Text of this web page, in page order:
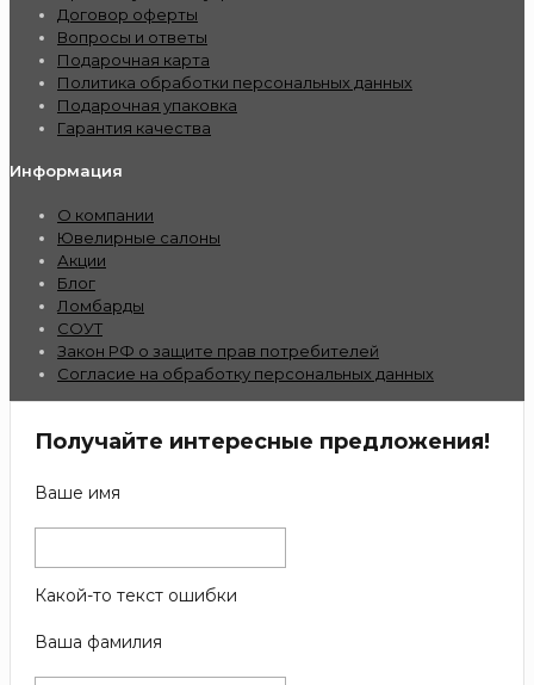
Договор оферты
Вопросы и ответы
Подарочная карта
Политика обработки персональных данных
Подарочная упаковка
Гарантия качества
Информация
О компании
Ювелирные салоны
Акции
Блог
Ломбарды
СОУТ
Закон РФ о защите прав потребителей
Согласие на обработку персональных данных
Получайте интересные предложения!
Ваше имя
Какой-то текст ошибки
Ваша фамилия